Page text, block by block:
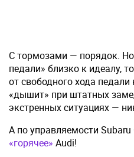
С тормозами — порядок. Но
педали» близко к идеалу,
от свободного хода
«дышит» при штатных
экстренных ситуациях —
А по управляемости
«горячее» Audi!